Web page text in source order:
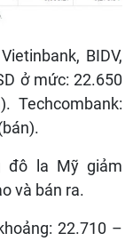
BIDV,
ở mức: 22.650
Techcombank:
đô la Mỹ giảm
và bán ra.
22.710 –